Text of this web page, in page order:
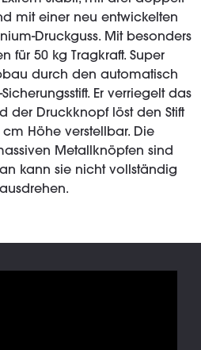
mit einer neu entwickelten
Druckguss. Mit besonders
für 50 kg Tragkraft. Super
durch den automatisch
Er verriegelt das
der Druckknopf löst den Stift
cm Höhe verstellbar. Die
Metallknöpfen sind
kann sie nicht vollständig